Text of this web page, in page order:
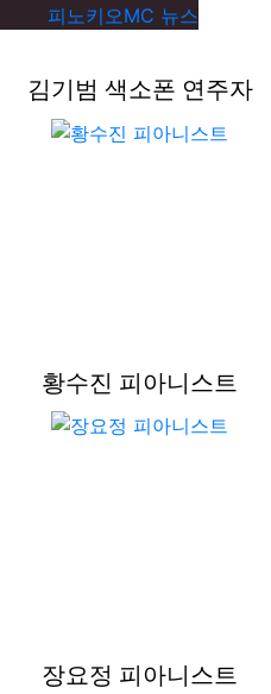
피노키오MC 뉴스
김기범 색소폰 연주자
황수진 피아니스트
장요정 피아니스트